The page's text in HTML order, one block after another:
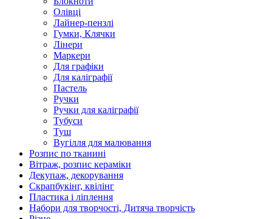
Олівці
Лайнер-пензлі
Гумки, Клячки
Лінери
Маркери
Для графіки
Для каліграфії
Пастель
Ручки
Ручки для каліграфії
Тубуси
Туш
Вугілля для малювання
Розпис по тканині
Вітраж, розпис кераміки
Декупаж, декорування
Скрапбукінг, квілінг
Пластика і ліплення
Набори для творчості, Дитяча творчість